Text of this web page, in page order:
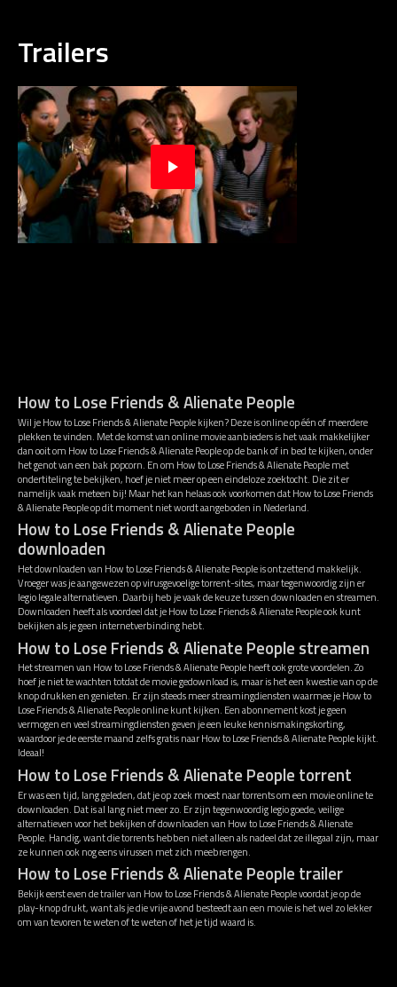
Trailers
How to Lose Friends & Alienate People
Wil je How to Lose Friends & Alienate People kijken? Deze is online op één of meerdere
plekken te vinden. Met de komst van online movie aanbieders is het vaak makkelijker
dan ooit om How to Lose Friends & Alienate People op de bank of in bed te kijken, onder
het genot van een bak popcorn. En om How to Lose Friends & Alienate People met
ondertiteling te bekijken, hoef je niet meer op een eindeloze zoektocht. Die zit er
namelijk vaak meteen bij! Maar het kan helaas ook voorkomen dat How to Lose Friends
& Alienate People op dit moment niet wordt aangeboden in Nederland.
How to Lose Friends & Alienate People
downloaden
Het downloaden van How to Lose Friends & Alienate People is ontzettend makkelijk.
Vroeger was je aangewezen op virusgevoelige torrent-sites, maar tegenwoordig zijn er
legio legale alternatieven. Daarbij heb je vaak de keuze tussen downloaden en streamen.
Downloaden heeft als voordeel dat je How to Lose Friends & Alienate People ook kunt
bekijken als je geen internetverbinding hebt.
How to Lose Friends & Alienate People streamen
Het streamen van How to Lose Friends & Alienate People heeft ook grote voordelen. Zo
hoef je niet te wachten totdat de movie gedownload is, maar is het een kwestie van op de
knop drukken en genieten. Er zijn steeds meer streamingdiensten waarmee je How to
Lose Friends & Alienate People online kunt kijken. Een abonnement kost je geen
vermogen en veel streamingdiensten geven je een leuke kennismakingskorting,
waardoor je de eerste maand zelfs gratis naar How to Lose Friends & Alienate People kijkt.
Ideaal!
How to Lose Friends & Alienate People torrent
Er was een tijd, lang geleden, dat je op zoek moest naar torrents om een movie online te
downloaden. Dat is al lang niet meer zo. Er zijn tegenwoordig legio goede, veilige
alternatieven voor het bekijken of downloaden van How to Lose Friends & Alienate
People. Handig, want die torrents hebben niet alleen als nadeel dat ze illegaal zijn, maar
ze kunnen ook nog eens virussen met zich meebrengen.
How to Lose Friends & Alienate People trailer
Bekijk eerst even de trailer van How to Lose Friends & Alienate People voordat je op de
play-knop drukt, want als je die vrije avond besteedt aan een movie is het wel zo lekker
om van tevoren te weten of te weten of het je tijd waard is.